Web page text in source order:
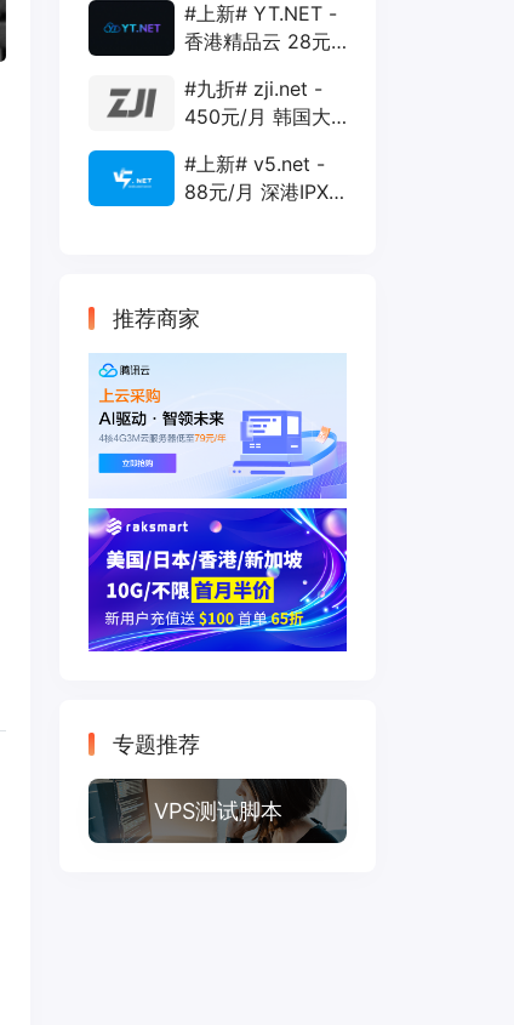
20G 5T 1Gbps
#上新# YT.NET -
香港精品云 28元/
AS10099+移动
CMI
#九折# zji.net -
450元/月 韩国大
优化和纯国际线路
#上新# v5.net -
88元/月 深港IPX
推荐商家
专题推荐
VPS测试脚本